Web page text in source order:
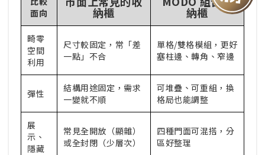
面向
納櫃 納櫃
畸零
空間
利用
尺寸較固定，常「差
一點」不合
單格/雙格模組，更好
塞柱邊、轉角、窄邊
彈性
結構用途固定，需求
一變就不順
可堆疊、可重組，換
格局也能調整
展
示、
隱藏
常見全開放（顯雜）
或全封閉（少層次）
四種門面可混搭，分
區好整理